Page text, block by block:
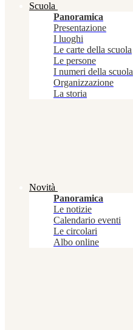
Scuola
Panoramica
Presentazione
I luoghi
Le carte della scuola
Le persone
I numeri della scuola
Organizzazione
La storia
Novità
Panoramica
Le notizie
Calendario eventi
Le circolari
Albo online